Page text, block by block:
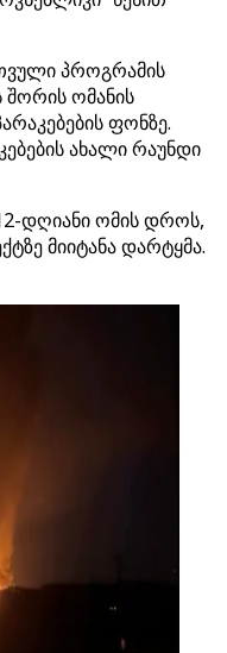
პროგრამის
შორის ომანის
ფონზე.
ახალი რაუნდი
დღიანი ომის დროს,
მიიტანა დარტყმა.